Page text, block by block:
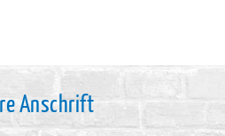
Anschrift